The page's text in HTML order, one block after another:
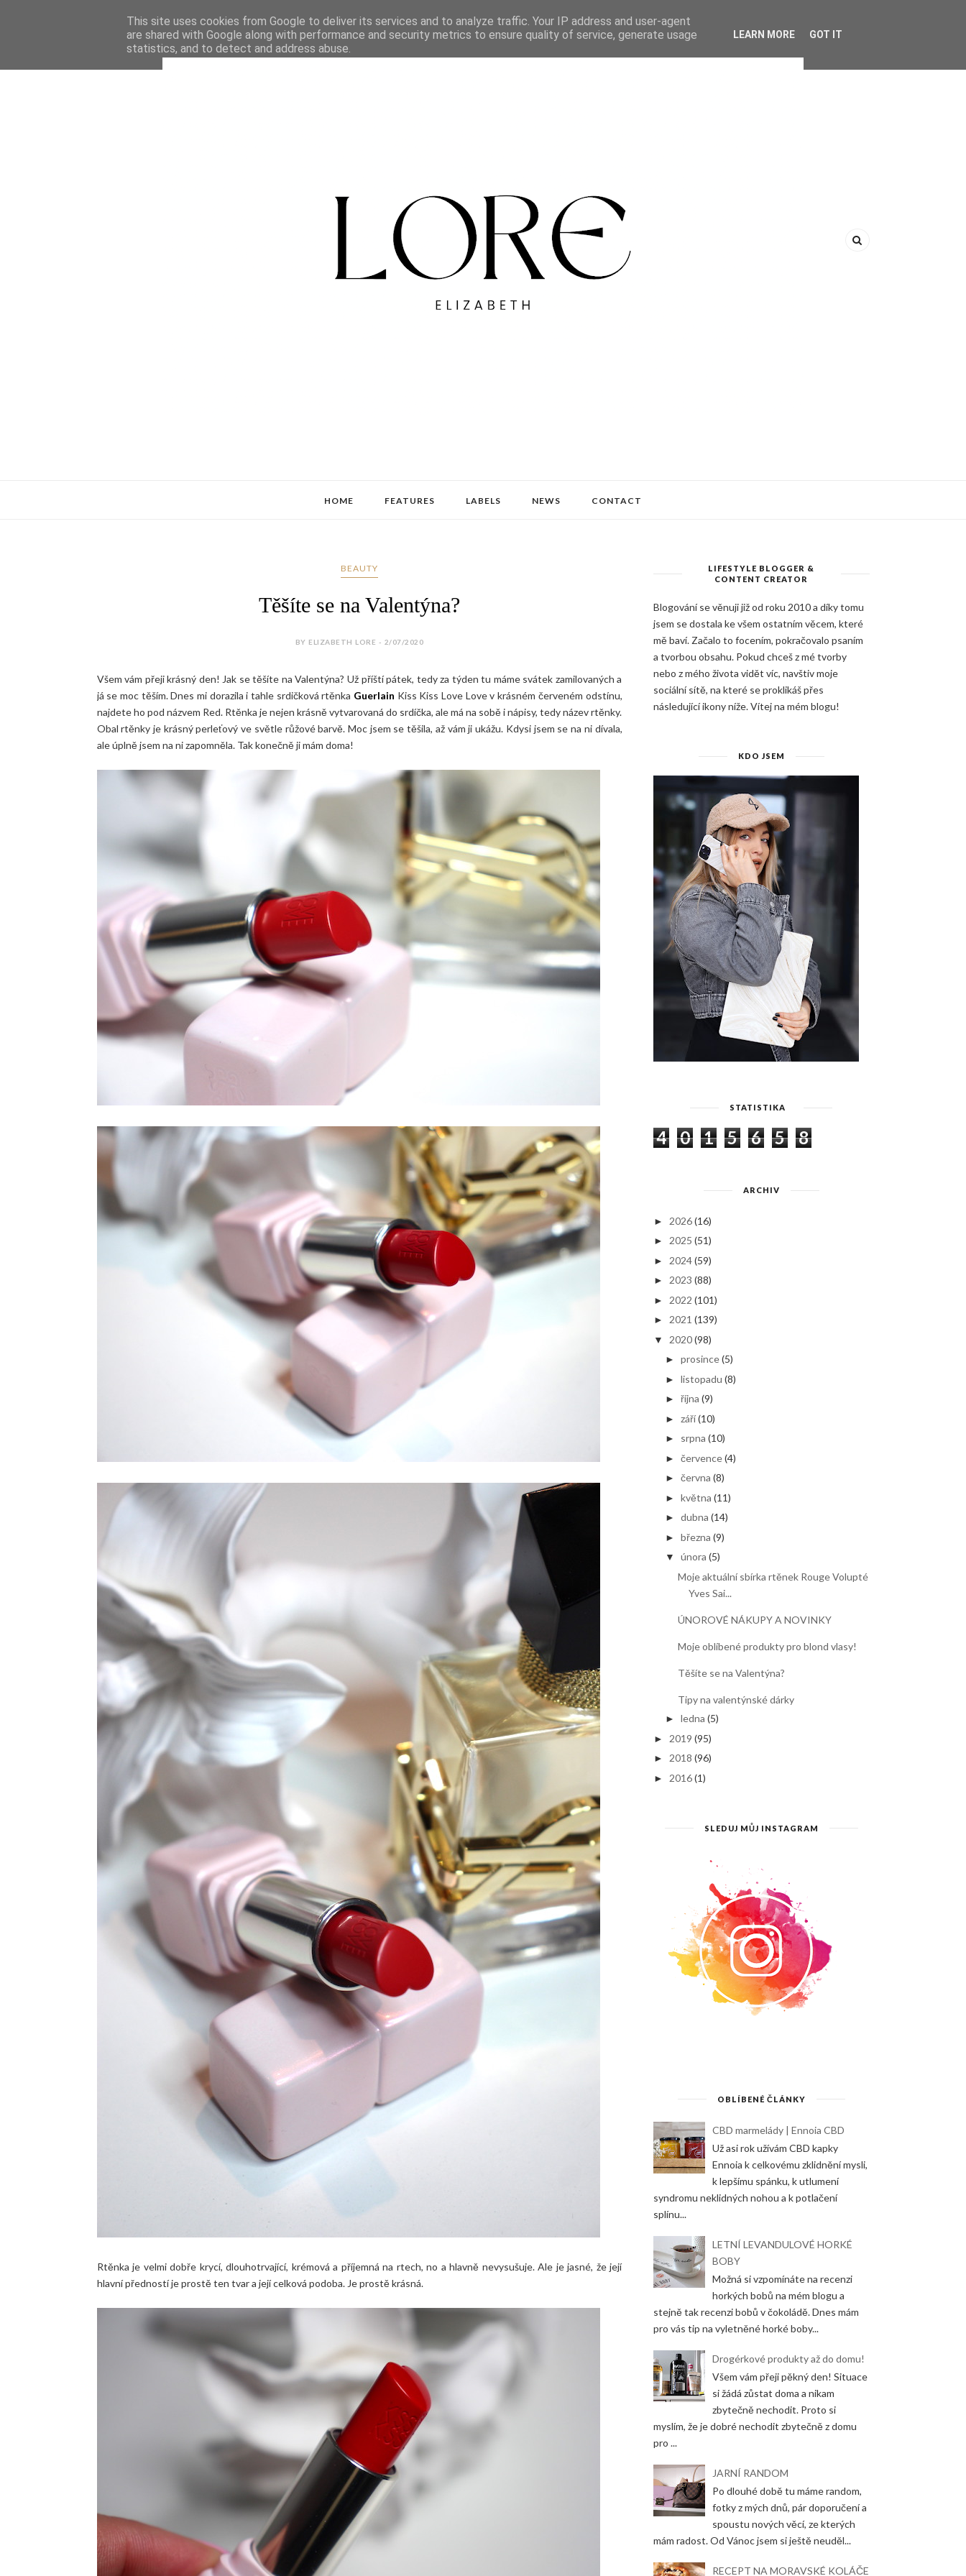
HOME FEATURES LABELS NEWS CONTACT
BEAUTY
Těšíte se na Valentýna?
BY ELIZABETH LORE - 2/07/2020
Všem vám přeji krásný den! Jak se těšíte na Valentýna? Už příští pátek, tedy za týden tu máme svátek zamilovaných a
já se moc těším. Dnes mi dorazila i tahle srdičková rtěnka Guerlain Kiss Kiss Love Love v krásném červeném odstínu,
najdete ho pod názvem Red. Rtěnka je nejen krásně vytvarovaná do srdíčka, ale má na sobě i nápisy, tedy název rtěnky.
Obal rtěnky je krásný perleťový ve světle růžové barvě. Moc jsem se těšila, až vám ji ukážu. Kdysi jsem se na ni dívala,
ale úplně jsem na ni zapomněla. Tak konečně ji mám doma!
Rtěnka je velmi dobře krycí, dlouhotrvající, krémová a příjemná na rtech, no a hlavně nevysušuje. Ale je jasné, že její
hlavní předností je prostě ten tvar a její celková podoba. Je prostě krásná.
LIFESTYLE BLOGGER &
CONTENT CREATOR
Blogování se věnuji již od roku 2010 a díky tomu
jsem se dostala ke všem ostatním věcem, které
mě baví. Začalo to focením, pokračovalo psaním
a tvorbou obsahu. Pokud chceš z mé tvorby
nebo z mého života vidět víc, navštiv moje
sociální sítě, na které se proklikáš přes
následující ikony níže. Vítej na mém blogu!
KDO JSEM
STATISTIKA
4 0 1 5 6 5 8
ARCHIV
► 2026 (16)
► 2025 (51)
► 2024 (59)
► 2023 (88)
► 2022 (101)
► 2021 (139)
▼ 2020 (98)
►prosince(5)
►listopadu (8)
►října (9)
►září(10)
► srpna (10)
►července(4)
►června (8)
►května (11)
►dubna (14)
►března (9)
▼ února (5)
Moje aktuální sbírka rtěnek Rouge Volupté
Yves Sai...
ÚNOROVÉ NÁKUPY A NOVINKY
Moje oblíbené produkty pro blond vlasy!
Těšíte se na Valentýna?
Tipy na valentýnské dárky
►ledna (5)
► 2019 (95)
► 2018 (96)
► 2016 (1)
SLEDUJ MŮJ INSTAGRAM
OBLÍBENÉ ČLÁNKY
CBD marmelády | Ennoia CBD
Už asi rok užívám CBD kapky
Ennoia k celkovému zklidnění mysli,
k lepšímu spánku, k utlumení
syndromu neklidných nohou a k potlačení
splínu...
LETNÍ LEVANDULOVÉ HORKÉ
BOBY
Možná si vzpomínáte na recenzi
horkých bobů na mém blogu a
stejně tak recenzi bobů v čokoládě. Dnes mám
pro vás tip na vyletněné horké boby...
Drogérkové produkty až do domu!
Všem vám přeji pěkný den! Situace
si žádá zůstat doma a nikam
zbytečně nechodit. Proto si
myslím, že je dobré nechodit zbytečně z domu
pro ...
JARNÍ RANDOM
Po dlouhé době tu máme random,
fotky z mých dnů, pár doporučení a
spoustu nových věcí, ze kterých
mám radost. Od Vánoc jsem si ještě neuděl...
RECEPT NA MORAVSKÉ KOLÁČE
This site uses cookies from Google to deliver its services and to analyze traffic. Your IP address and user-agent
are shared with Google along with performance and security metrics to ensure quality of service, generate usage
statistics, and to detect and address abuse.
LEARN MORE GOT IT